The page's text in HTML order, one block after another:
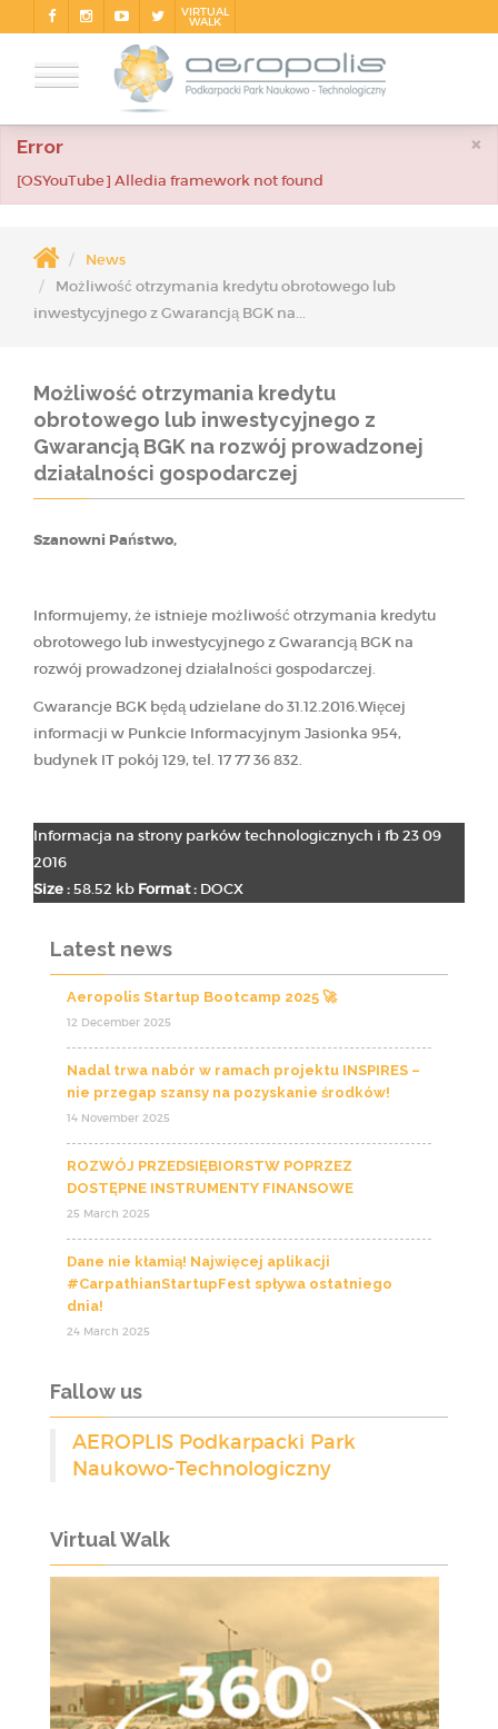
VIRTUAL
WALK
×
Error
[OSYouTube] Alledia framework not found
News
Możliwość otrzymania kredytu obrotowego lub
inwestycyjnego z Gwarancją BGK na...
Możliwość otrzymania kredytu
obrotowego lub inwestycyjnego z
Gwarancją BGK na rozwój prowadzonej
działalności gospodarczej
Szanowni Państwo,
Informujemy, że istnieje możliwość otrzymania kredytu
obrotowego lub inwestycyjnego z Gwarancją BGK na
rozwój prowadzonej działalności gospodarczej.
Gwarancje BGK będą udzielane do 31.12.2016.Więcej
informacji w Punkcie Informacyjnym Jasionka 954,
budynek IT pokój 129, tel. 17 77 36 832.
Informacja na strony parków technologicznych i fb 23 09
2016
Size :58.52 kb Format : DOCX
Latest news
Aeropolis Startup Bootcamp 2025 🚀
12 December 2025
Nadal trwa nabór w ramach projektu INSPIRES –
nie przegap szansy na pozyskanie środków!
14 November 2025
ROZWÓJ PRZEDSIĘBIORSTW POPRZEZ
DOSTĘPNE INSTRUMENTY FINANSOWE
25 March 2025
Dane nie kłamią! Najwięcej aplikacji
#CarpathianStartupFest spływa ostatniego
dnia!
24 March 2025
Fallow us
AEROPLIS Podkarpacki Park
Naukowo-Technologiczny
Virtual Walk